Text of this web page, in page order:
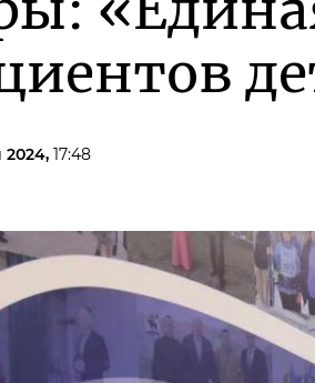
2024, 17:48